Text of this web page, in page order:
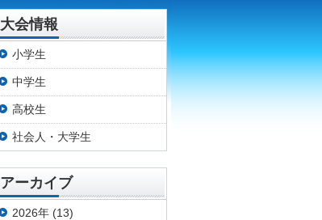
大会情報
小学生
中学生
高校生
社会人・大学生
アーカイブ
2026年 (13)